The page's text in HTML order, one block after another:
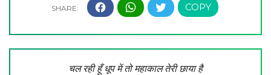
चल रही हूँ धूप में तो महाकाल तेरी छाया है